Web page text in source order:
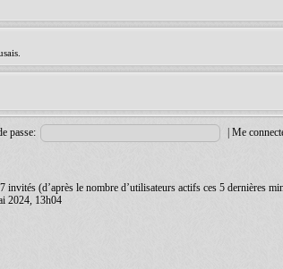
passe: |Me
(d’après le nombre d’utilisateurs actifs ces 5 dernières
2024, 13h04